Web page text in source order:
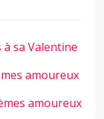
sa Valentine
amoureux
amoureux